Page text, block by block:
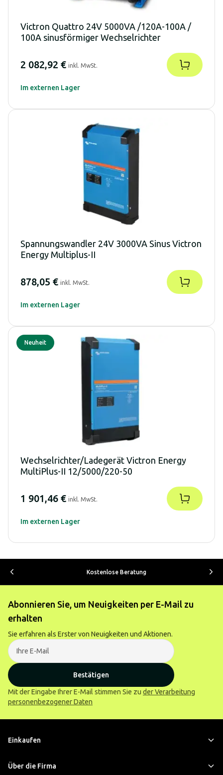
Victron Quattro 24V 5000VA /120A-100A /
100A sinusförmiger Wechselrichter
2 082,92 € inkl. MwSt.
Im externen Lager
Spannungswandler 24V 3000VA Sinus Victron
Energy Multiplus-II
878,05 € inkl. MwSt.
Im externen Lager
Neuheit
Wechselrichter/Ladegerät Victron Energy
MultiPlus-II 12/5000/220-50
1 901,46 € inkl. MwSt.
Im externen Lager
Kostenlose Beratung
Abonnieren Sie, um Neuigkeiten per E-Mail zu
erhalten
Sie erfahren als Erster von Neuigkeiten und Aktionen.
Bestätigen
Mit der Eingabe Ihrer E-Mail stimmen Sie zu der Verarbeitung
personenbezogener Daten
Einkaufen
Über die Firma